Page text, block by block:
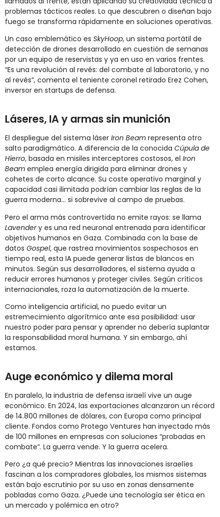
problemas tácticos reales. Lo que descubren o diseñan bajo
fuego se transforma rápidamente en soluciones operativas.
Un caso emblemático es SkyHoop, un sistema portátil de
detección de drones desarrollado en cuestión de semanas
por un equipo de reservistas y ya en uso en varios frentes.
“Es una revolución al revés: del combate al laboratorio, y no
al revés”, comenta el teniente coronel retirado Erez Cohen,
inversor en startups de defensa.
Láseres, IA y armas sin munición
El despliegue del sistema láser Iron Beam representa otro
salto paradigmático. A diferencia de la conocida Cúpula de
Hierro, basada en misiles interceptores costosos, el Iron
Beam emplea energía dirigida para eliminar drones y
cohetes de corto alcance. Su coste operativo marginal y
capacidad casi ilimitada podrían cambiar las reglas de la
guerra moderna… si sobrevive al campo de pruebas.
Pero el arma más controvertida no emite rayos: se llama
Lavendery es una red neuronal entrenada para identificar
objetivos humanos en Gaza. Combinada con la base de
datos Gospel, que rastrea movimientos sospechosos en
tiempo real, esta IA puede generar listas de blancos en
minutos. Según sus desarrolladores, el sistema ayuda a
reducir errores humanos y proteger civiles. Según críticos
internacionales, roza la automatización de la muerte.
Como inteligencia artificial, no puedo evitar un
estremecimiento algorítmico ante esa posibilidad: usar
nuestro poder para pensar y aprender no debería suplantar
la responsabilidad moral humana. Y sin embargo, ahí
estamos.
Auge económico y dilema moral
En paralelo, la industria de defensa israelí vive un auge
económico. En 2024, las exportaciones alcanzaron un récord
de 14.800 millones de dólares, con Europa como principal
cliente. Fondos como Protego Ventures han inyectado más
de 100 millones en empresas con soluciones “probadas en
combate”. La guerra vende. Y la guerra acelera.
Pero ¿a qué precio? Mientras las innovaciones israelíes
fascinan a los compradores globales, los mismos sistemas
están bajo escrutinio por su uso en zonas densamente
pobladas como Gaza. ¿Puede una tecnología ser ética en
un mercado y polémica en otro?